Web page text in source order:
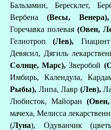
Бальзамин, Бересклет,
Вербена(Весы,
Горечавка полевая (Овен,
Гелиотроп(Лев),
Девясил, Дягиль
Солнце, Марс), Зверобой
Имбирь, Календула,
Рыбы), Липа, Лавр (Лев),
Любисток, Майоран
мачеха, Мелисса
(Луна),
Одуванчик